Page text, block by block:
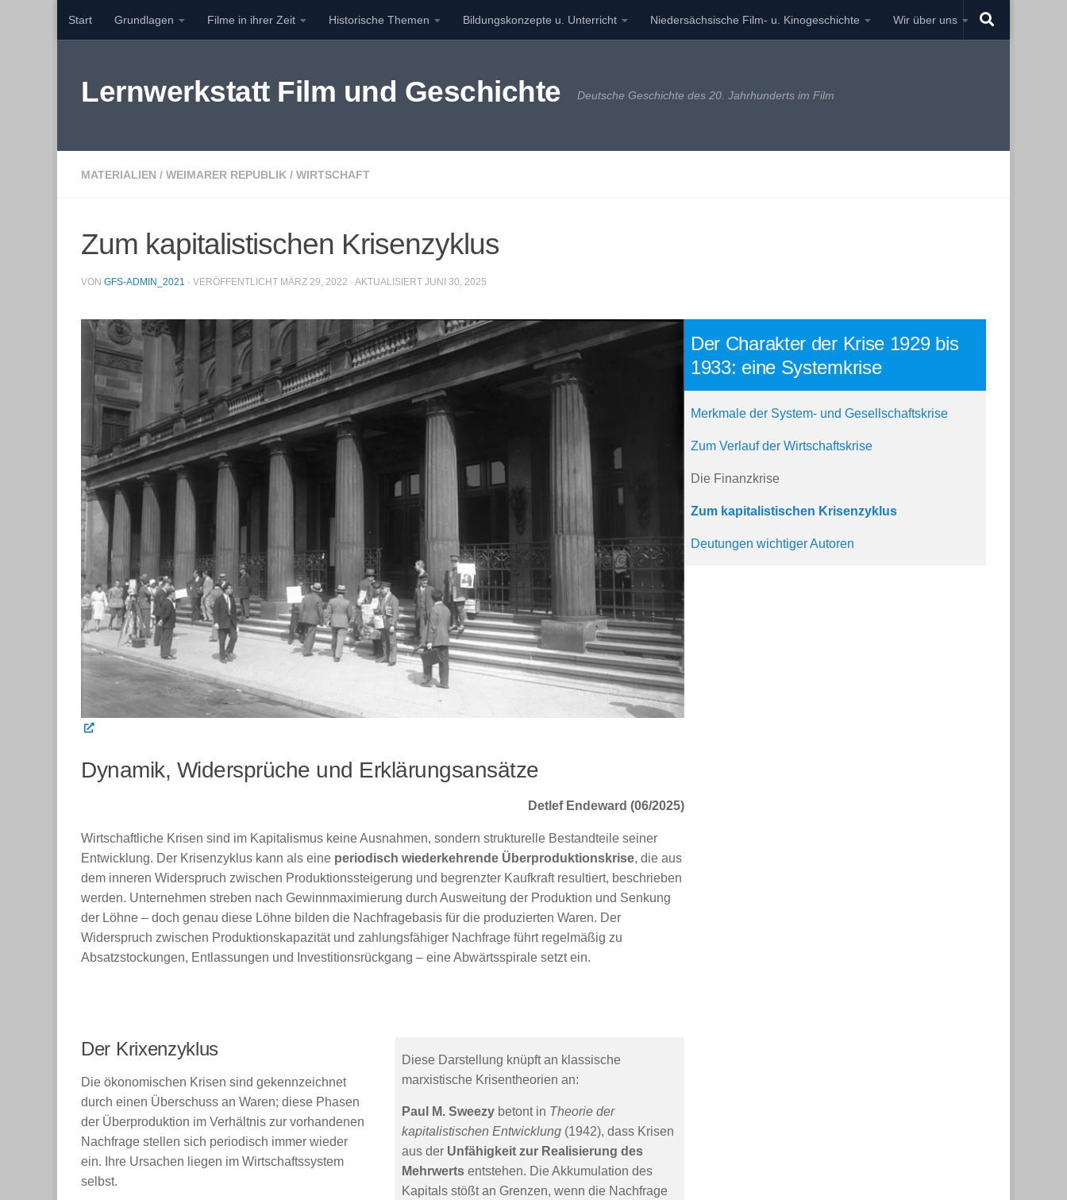
Zum Inhalt springen
Start Grundlagen Filme in ihrer Zeit Historische Themen Bildungskonzepte u. Unterricht Niedersächsische Film- u. Kinogeschichte Wir über uns
Lernwerkstatt Film und Geschichte Deutsche Geschichte des 20. Jahrhunderts im Film
MATERIALIEN / WEIMARER REPUBLIK / WIRTSCHAFT
Zum kapitalistischen Krisenzyklus
VON GFS-ADMIN_2021 · VERÖFFENTLICHT MÄRZ 29, 2022 · AKTUALISIERT JUNI 30, 2025
Dynamik, Widersprüche und Erklärungsansätze
Detlef Endeward (06/2025)
Wirtschaftliche Krisen sind im Kapitalismus keine Ausnahmen, sondern strukturelle Bestandteile seiner
Entwicklung. Der Krisenzyklus kann als eine periodisch wiederkehrende Überproduktionskrise, die aus
dem inneren Widerspruch zwischen Produktionssteigerung und begrenzter Kaufkraft resultiert, beschrieben
werden. Unternehmen streben nach Gewinnmaximierung durch Ausweitung der Produktion und Senkung
der Löhne – doch genau diese Löhne bilden die Nachfragebasis für die produzierten Waren. Der
Widerspruch zwischen Produktionskapazität und zahlungsfähiger Nachfrage führt regelmäßig zu
Absatzstockungen, Entlassungen und Investitionsrückgang – eine Abwärtsspirale setzt ein.
Der Krixenzyklus
Die ökonomischen Krisen sind gekennzeichnet
durch einen Überschuss an Waren; diese Phasen
der Überproduktion im Verhältnis zur vorhandenen
Nachfrage stellen sich periodisch immer wieder
ein. Ihre Ursachen liegen im Wirtschaftssystem
selbst.
Diese Darstellung knüpft an klassische
marxistische Krisentheorien an:
Paul M. Sweezybetont in Theorie der
kapitalistischen Entwicklung(1942), dass Krisen
aus der Unfähigkeit zur Realisierung des
Mehrwertsentstehen. Die Akkumulation des
Kapitals stößt an Grenzen, wenn die Nachfrage
Der Charakter der Krise 1929 bis
1933: eine Systemkrise
Merkmale der System- und Gesellschaftskrise
Zum Verlauf der Wirtschaftskrise
Die Finanzkrise
Zum kapitalistischen Krisenzyklus
Deutungen wichtiger Autoren